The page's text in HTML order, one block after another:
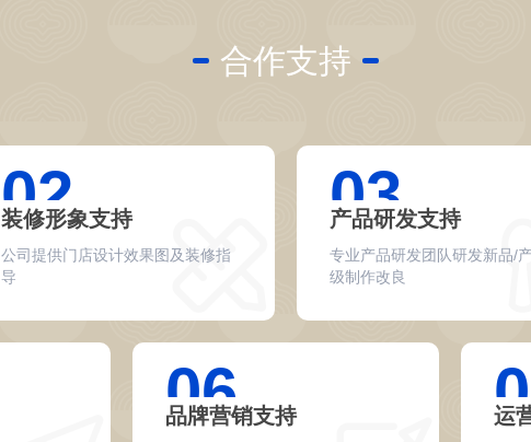
合作支持
02
装修形象支持
公司提供门店设计效果图及装修指
导
03
产品研发支持
专业产品研发团队研发新品/
级制作改良
06
品牌营销支持 运